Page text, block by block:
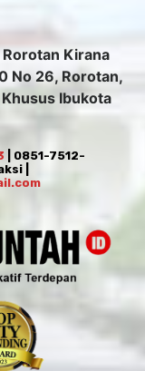
Kirana
No 26, Rorotan,
Ibukota
| 0851-7512-
|